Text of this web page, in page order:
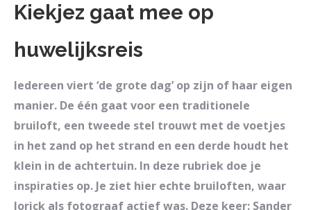
Kiekjez gaat mee op
huwelijksreis
Iedereen viert ‘de grote dag’ op zijn of haar eigen
manier. De één gaat voor een traditionele
bruiloft, een tweede stel trouwt met de voetjes
in het zand op het strand en een derde houdt het
klein in de achtertuin. In deze rubriek doe je
inspiraties op. Je ziet hier echte bruiloften, waar
Jorick als fotograaf actief was. Deze keer: Sander